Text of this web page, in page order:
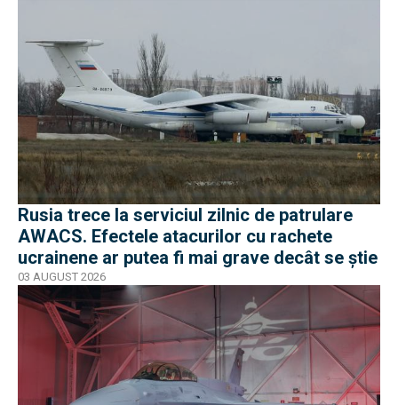
Rusia trece la serviciul zilnic de patrulare
AWACS. Efectele atacurilor cu rachete
ucrainene ar putea fi mai grave decât se știe
03 AUGUST 2026